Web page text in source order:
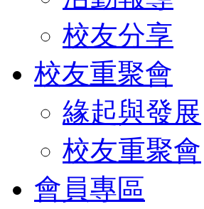
校友分享
校友重聚會
緣起與發展
校友重聚會
會員專區